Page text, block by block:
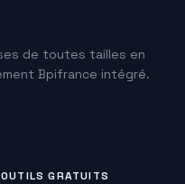
de toutes tailles en
Bpifrance intégré.
OUTILS GRATUITS